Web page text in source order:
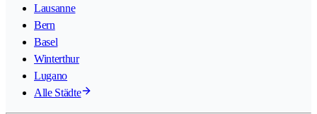
Lausanne
Bern
Basel
Winterthur
Lugano
Alle Städte